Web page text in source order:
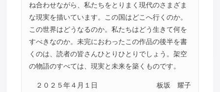
ね合わせながら、私たちをとりまく現代のさまざま
な現実を描いています。この国はどこへ行くのか。
この世界はどうなるのか。私たちはどう生きて何を
すべきなのか。未完におわったこの作品の後半を書
くのは、読者の皆さんひとりひとりでしょう。架空
の物語のすべては、現実と未来を築くものです。
２０２５年４月１日 板坂 耀子